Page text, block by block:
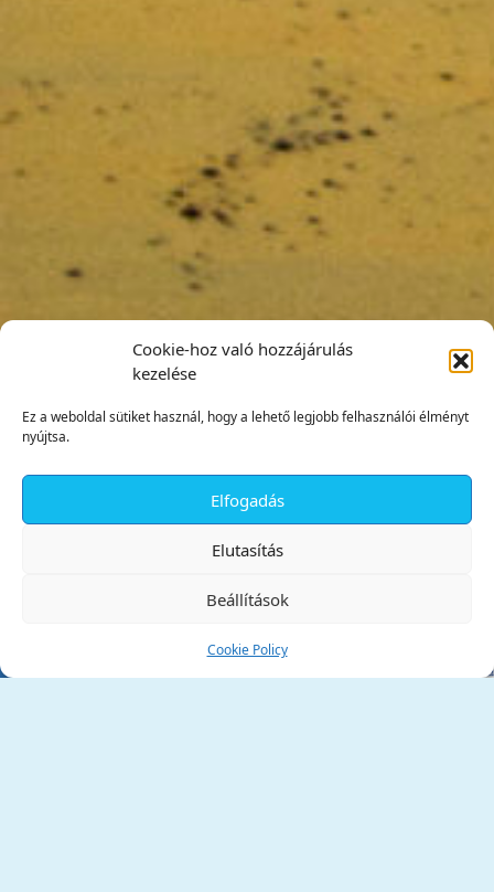
Cookie-hoz való hozzájárulás
kezelése
Ez a weboldal sütiket használ, hogy a lehető legjobb felhasználói élményt
nyújtsa.
Elfogadás
Elutasítás
Beállítások
Cookie Policy
Tata Város Önkormányzata
✕